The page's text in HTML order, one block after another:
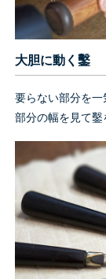
大胆に動く鑿
要らない部分を
部分の幅を見て鑿